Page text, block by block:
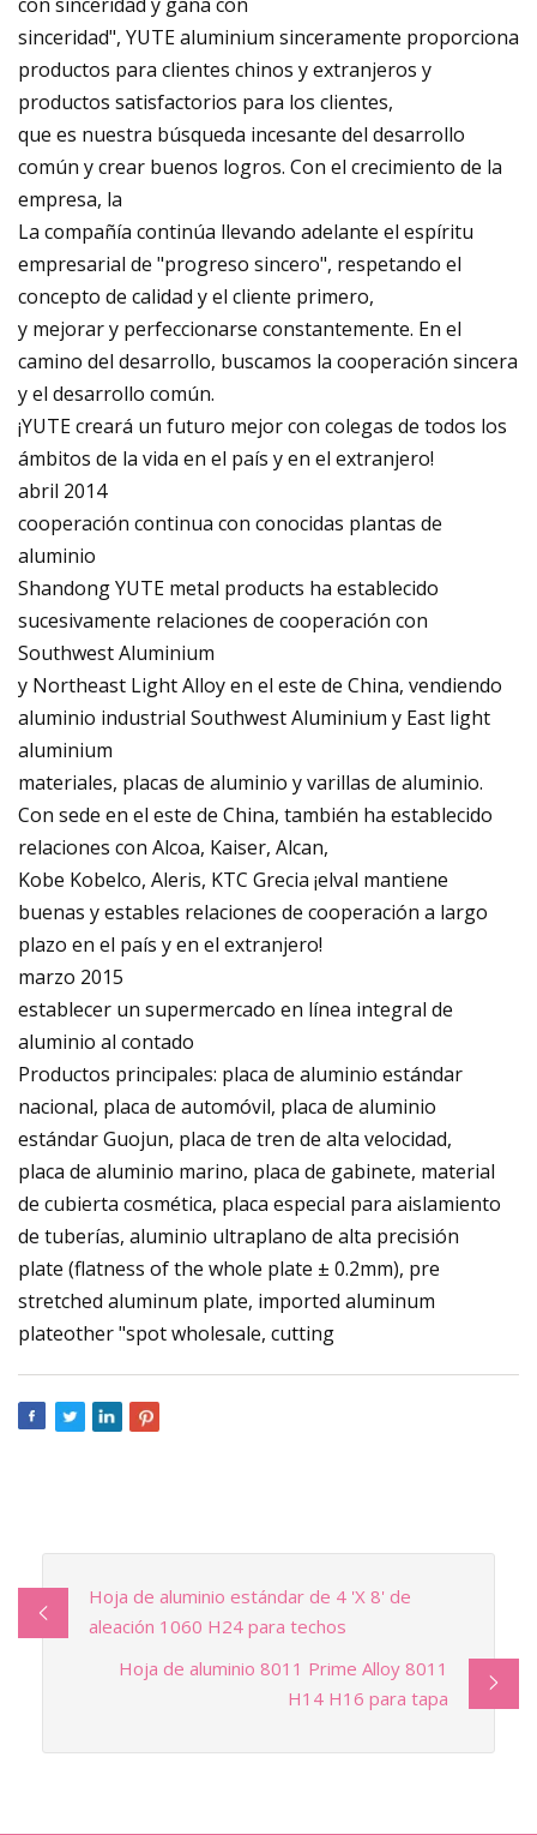
sinceridad", YUTE aluminium sinceramente proporciona
productos para clientes chinos y extranjeros y
productos satisfactorios para los clientes,
que es nuestra búsqueda incesante del desarrollo
común y crear buenos logros. Con el crecimiento de la
empresa, la
La compañía continúa llevando adelante el espíritu
empresarial de "progreso sincero", respetando el
concepto de calidad y el cliente primero,
y mejorar y perfeccionarse constantemente. En el
camino del desarrollo, buscamos la cooperación sincera
y el desarrollo común.
¡YUTE creará un futuro mejor con colegas de todos los
ámbitos de la vida en el país y en el extranjero!
abril 2014
cooperación continua con conocidas plantas de
aluminio
Shandong YUTE metal products ha establecido
sucesivamente relaciones de cooperación con
Southwest Aluminium
y Northeast Light Alloy en el este de China, vendiendo
aluminio industrial Southwest Aluminium y East light
aluminium
materiales, placas de aluminio y varillas de aluminio.
Con sede en el este de China, también ha establecido
relaciones con Alcoa, Kaiser, Alcan,
Kobe Kobelco, Aleris, KTC Grecia ¡elval mantiene
buenas y estables relaciones de cooperación a largo
plazo en el país y en el extranjero!
marzo 2015
establecer un supermercado en línea integral de
aluminio al contado
Productos principales: placa de aluminio estándar
nacional, placa de automóvil, placa de aluminio
estándar Guojun, placa de tren de alta velocidad,
placa de aluminio marino, placa de gabinete, material
de cubierta cosmética, placa especial para aislamiento
de tuberías, aluminio ultraplano de alta precisión
plate (flatness of the whole plate ± 0.2mm), pre
stretched aluminum plate, imported aluminum
plateother "spot wholesale, cutting
Hoja de aluminio estándar de 4 'X 8' de
aleación 1060 H24 para techos
Hoja de aluminio 8011 Prime Alloy 8011
H14 H16 para tapa